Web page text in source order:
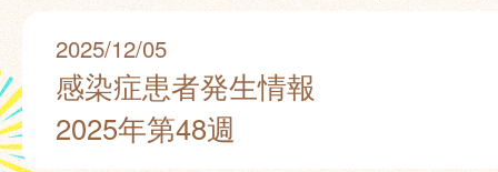
2025/12/05
感染症患者発生情報
2025年第48週